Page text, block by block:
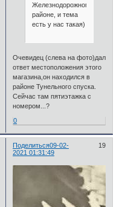
Железнодорожном
районе, и тема
есть у нас такая)
Очевидец (слева на фото)дал
ответ местоположения этого
магазина,он находился в
районе Тунельного спуска.
Сейчас там пятиэтажка с
номером...?
0
Поделиться 19
09-02-
2021 01:31:49